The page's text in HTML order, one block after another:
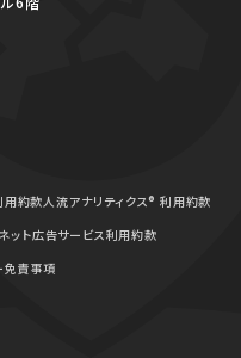
約款人流アナリティクス® 利用約款
ット広告サービス利用約款
免責事項